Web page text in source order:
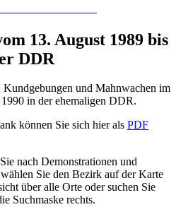
13. August 1989 bis
DDR
und Mahnwachen im
in der ehemaligen DDR.
können Sie sich hier als PDF
nach Demonstrationen und
Sie den Bezirk auf der Karte
über alle Orte oder suchen Sie
Suchmaske rechts.